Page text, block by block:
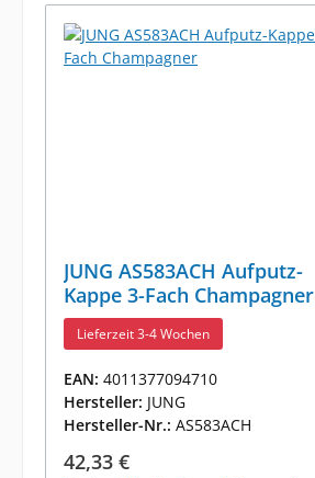
JUNG AS583ACH Aufputz-
Kappe 3-Fach Champagner
Lieferzeit 3-4 Wochen
EAN: 4011377094710
Hersteller: JUNG
Hersteller-Nr.: AS583ACH
Regulärer Preis:
42,33 €